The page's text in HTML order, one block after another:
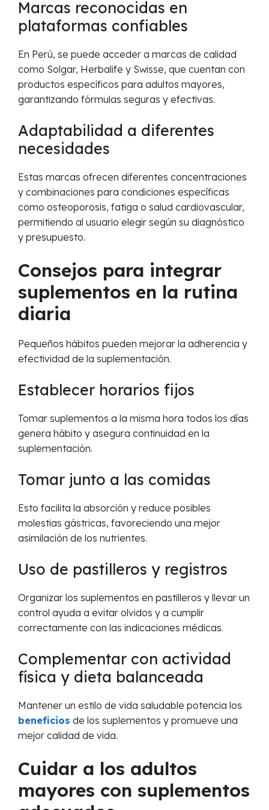
Marcas reconocidas en
plataformas confiables
En Perú, se puede acceder a marcas de calidad
como Solgar, Herbalife y Swisse, que cuentan con
productos específicos para adultos mayores,
garantizando fórmulas seguras y efectivas.
Adaptabilidad a diferentes
necesidades
Estas marcas ofrecen diferentes concentraciones
y combinaciones para condiciones específicas
como osteoporosis, fatiga o salud cardiovascular,
permitiendo al usuario elegir según su diagnóstico
y presupuesto.
Consejos para integrar
suplementos en la rutina
diaria
Pequeños hábitos pueden mejorar la adherencia y
efectividad de la suplementación.
Establecer horarios fijos
Tomar suplementos a la misma hora todos los días
genera hábito y asegura continuidad en la
suplementación.
Tomar junto a las comidas
Esto facilita la absorción y reduce posibles
molestias gástricas, favoreciendo una mejor
asimilación de los nutrientes.
Uso de pastilleros y registros
Organizar los suplementos en pastilleros y llevar un
control ayuda a evitar olvidos y a cumplir
correctamente con las indicaciones médicas.
Complementar con actividad
física y dieta balanceada
Mantener un estilo de vida saludable potencia los
beneficios de los suplementos y promueve una
mejor calidad de vida.
Cuidar a los adultos
mayores con suplementos